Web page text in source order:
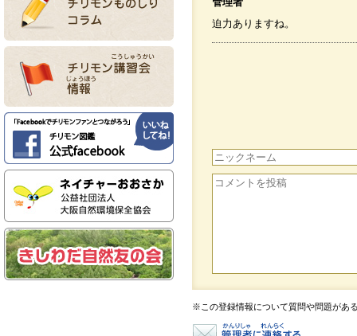
迫力ありますね。
※この登録情報について質問や問題があ